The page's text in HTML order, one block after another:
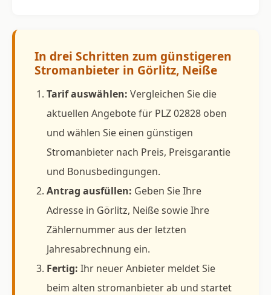
In drei Schritten zum günstigeren
Stromanbieter in Görlitz, Neiße
Tarif auswählen: Vergleichen Sie die
aktuellen Angebote für PLZ 02828 oben
und wählen Sie einen günstigen
Stromanbieter nach Preis, Preisgarantie
und Bonusbedingungen.
Antrag ausfüllen: Geben Sie Ihre
Adresse in Görlitz, Neiße sowie Ihre
Zählernummer aus der letzten
Jahresabrechnung ein.
Fertig: Ihr neuer Anbieter meldet Sie
beim alten stromanbieter ab und startet